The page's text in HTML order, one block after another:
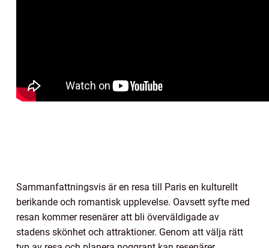
Sammanfattningsvis är en resa till Paris en kulturellt
berikande och romantisk upplevelse. Oavsett syfte med
resan kommer resenärer att bli överväldigade av
stadens skönhet och attraktioner. Genom att välja rätt